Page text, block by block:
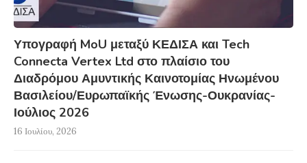
Υπογραφή MoU μεταξύ ΚΕΔΙΣΑ και Tech
Connecta Vertex Ltd στο πλαίσιο του
Διαδρόμου Αμυντικής Καινοτομίας Ηνωμένου
Βασιλείου/Ευρωπαϊκής Ένωσης-Ουκρανίας-
Ιούλιος 2026
16 Ιουλίου, 2026